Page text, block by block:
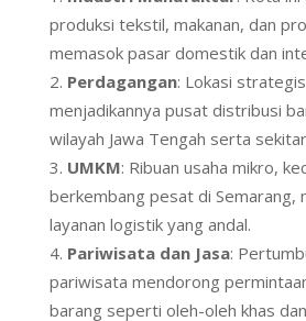
produksi tekstil, makanan, dan
memasok pasar domestik dan
Perdagangan: Lokasi
menjadikannya pusat distribusi
wilayah Jawa Tengah serta
UMKM: Ribuan usaha mikro,
berkembang pesat di Semarang,
layanan logistik yang andal.
Pariwisata dan Jasa:
pariwisata mendorong
barang seperti oleh-oleh khas